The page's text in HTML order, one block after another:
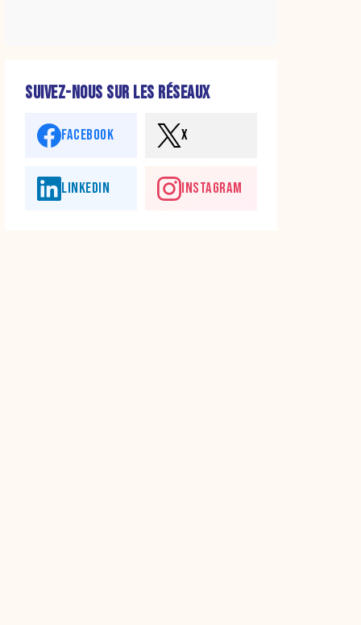
SUIVEZ-NOUS SUR LES RÉSEAUX
FACEBOOK X
LINKEDIN INSTAGRAM